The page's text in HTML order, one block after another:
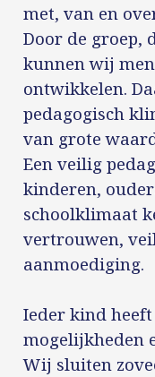
met, van en
Door de groep,
kunnen wij
ontwikkelen.
pedagogisch
van grote
Een veilig
kinderen,
schoolklimaat
vertrouwen,
aanmoediging.
Ieder kind
mogelijkheden
Wij sluiten